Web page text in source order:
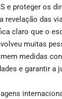
e proteger os
revelação das
claro que o
muitas
medidas
e garantir a